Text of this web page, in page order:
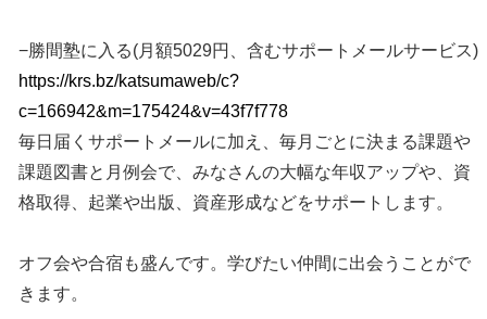
−勝間塾に入る(月額5029円、含むサポートメールサービス)
https://krs.bz/katsumaweb/c?
c=166942&m=175424&v=43f7f778
毎日届くサポートメールに加え、毎月ごとに決まる課題や
課題図書と月例会で、みなさんの大幅な年収アップや、資
格取得、起業や出版、資産形成などをサポートします。
オフ会や合宿も盛んです。学びたい仲間に出会うことがで
きます。